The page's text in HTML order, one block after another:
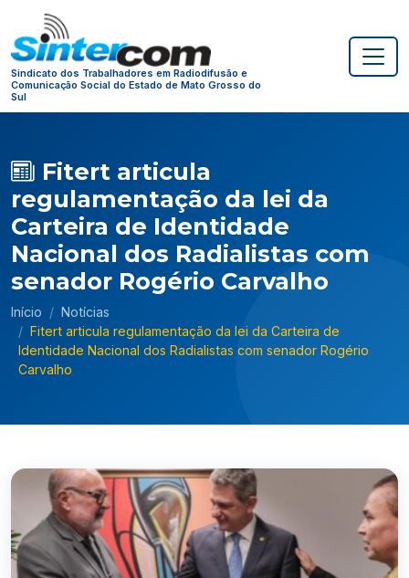
Sindicato dos Trabalhadores em Radiodifusão e
Comunicação Social do Estado de Mato Grosso do
Sul
Fitert articula
regulamentação da lei da
Carteira de Identidade
Nacional dos Radialistas com
senador Rogério Carvalho
Início
Notícias
Fitert articula regulamentação da lei da Carteira de
Identidade Nacional dos Radialistas com senador Rogério
Carvalho